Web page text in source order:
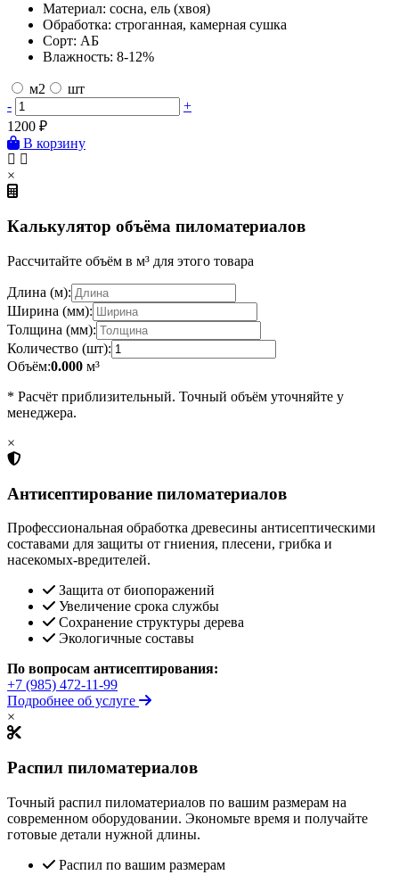
Материал: сосна, ель (хвоя)
Обработка: строганная, камерная сушка
Сорт: АБ
Влажность: 8-12%
м2
шт
-
+
1200 ₽
В корзину
×
Калькулятор объёма пиломатериалов
Рассчитайте объём в м³ для этого товара
Длина (м):
Ширина (мм):
Толщина (мм):
Количество (шт):
Объём:0.000 м³
* Расчёт приблизительный. Точный объём уточняйте у
менеджера.
×
Антисептирование пиломатериалов
Профессиональная обработка древесины антисептическими
составами для защиты от гниения, плесени, грибка и
насекомых-вредителей.
Защита от биопоражений
Увеличение срока службы
Сохранение структуры дерева
Экологичные составы
По вопросам антисептирования:
+7 (985) 472-11-99
Подробнее об услуге
×
Распил пиломатериалов
Точный распил пиломатериалов по вашим размерам на
современном оборудовании. Экономьте время и получайте
готовые детали нужной длины.
Распил по вашим размерам